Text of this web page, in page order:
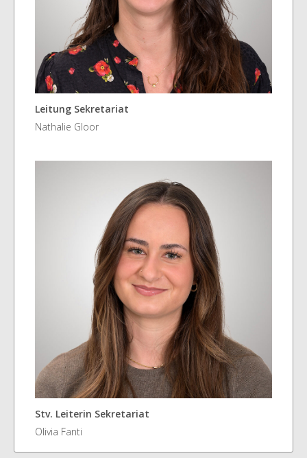
Leitung Sekretariat
Nathalie Gloor
Stv. Leiterin Sekretariat
Olivia Fanti